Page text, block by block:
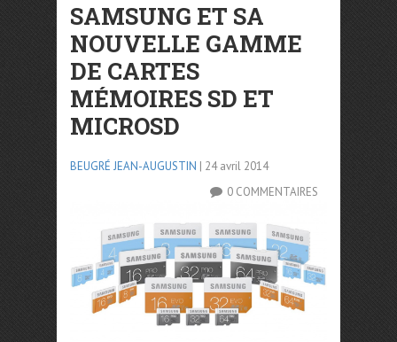
SAMSUNG ET SA
NOUVELLE GAMME
DE CARTES
MÉMOIRES SD ET
MICROSD
BEUGRÉ JEAN-AUGUSTIN | 24 avril 2014
0 COMMENTAIRES